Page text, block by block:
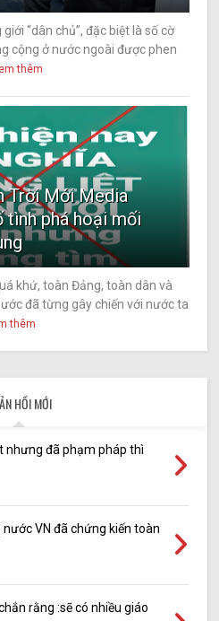
“dân chủ”, đặc biệt là số cờ
cộng ở nước ngoài được phen
thêm
Trời Mới Media
tình phá hoại mối
khứ, toàn Đảng, toàn dân và
đã từng gây chiến với nước ta
thêm
HỒI MỚI
nhưng đã phạm pháp thì
VN đã chứng kiến toàn
rằng :sẽ có nhiều giáo